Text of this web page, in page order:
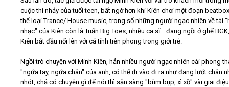
cuộc thi nhảy của tuổi teen, bất ngờ hơn khi Kiên chơi một đoạn
thể loại Trance/ House music, trong số những người ngạc nhiên về tài
nhạc" của Kiên còn là Tuấn Big Toes, nhiều ca sĩ... đang ngồi ở ghế
Kiên bắt đầu nổi lên với cá tính tiên phong trong giới trẻ.
Ngồi trò chuyện với Minh Kiên, hẳn nhiều người ngạc nhiên cái phong
"ngứa tay, ngứa chân" của anh, có thể đi vào đi ra như đang lướt chân
nhót, chả có chuyện gì để nói thì sẵn sàng "bùm bụp, xì xồ" vài giai